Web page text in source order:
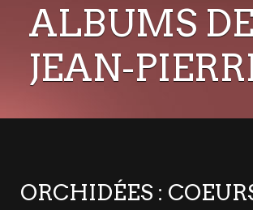
ALBUMS
JEAN-
ORCHIDÉES :